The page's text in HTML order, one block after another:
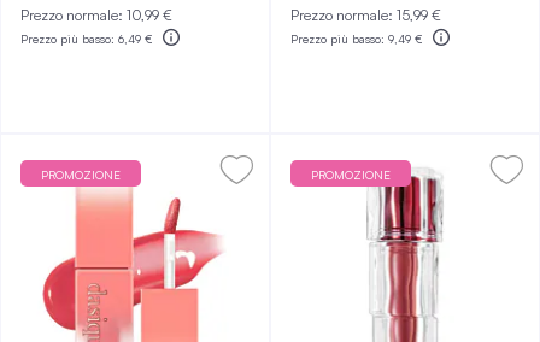
Prezzo normale: 10,99 €
Prezzo più basso: 6,49 €
Prezzo normale: 15,99 €
Prezzo più basso: 9,49 €
PROMOZIONE PROMOZIONE